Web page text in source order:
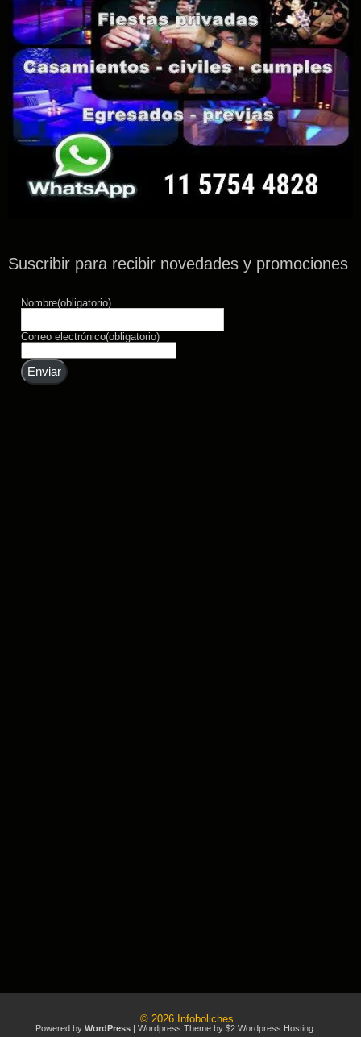
Suscribir para recibir novedades y promociones
Nombre(obligatorio)
Correo electrónico(obligatorio)
Enviar
© 2026 Infoboliches
Powered by WordPress | Wordpress Theme by $2 Wordpress Hosting